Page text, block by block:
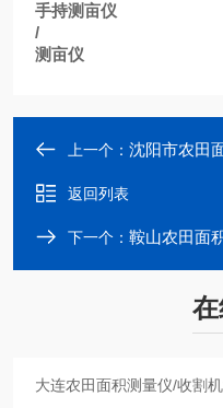
手持测亩仪
/
测亩仪
上一个： 沈阳市农田面
返回列表
下一个： 鞍山农田面积